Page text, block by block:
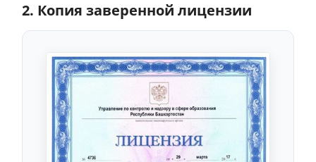
2. Копия заверенной лицензии